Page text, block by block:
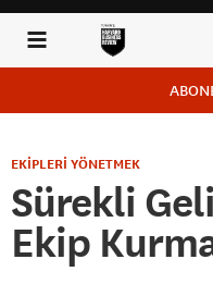
EKİPLERİ YÖNETMEK
Sürekli
Ekip